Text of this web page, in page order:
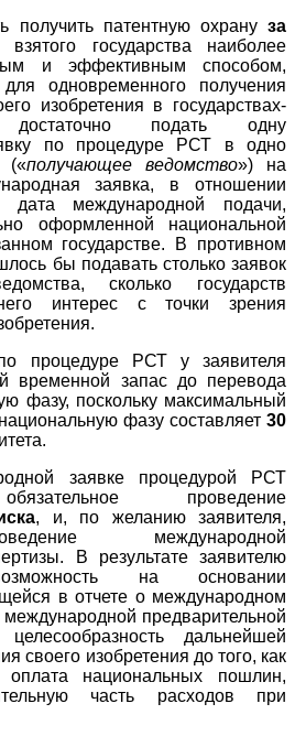
получить патентную охрану за
взятого государства наиболее
и эффективным способом,
одновременного получения
изобретения в государствах-
подать одну
по процедуре РСТ в одно
(«получающее ведомство») на
заявка, в отношении
дата международной подачи,
оформленной национальной
государстве. В противном
бы подавать столько заявок
сколько государств
интерес с точки зрения
процедуре РСТ у заявителя
временной запас до перевода
фазу, поскольку максимальный
фазу составляет 30
заявке процедурой РСТ
проведение
, и, по желанию заявителя,
международной
В результате заявителю
на основании
в отчете о международном
предварительной
дальнейшей
своего изобретения до того, как
оплата национальных пошлин,
часть расходов при